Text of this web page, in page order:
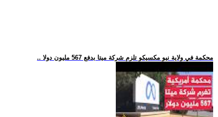
.. محكمة في ولاية نيو مكسيكو تلزم شركة ميتا بدفع 567 مليون دولا